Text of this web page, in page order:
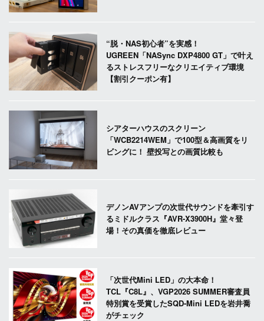
“脱・NAS初心者”を実感！
UGREEN「NASync DXP4800 GT」で叶え
るストレスフリーなクリエイティブ環境
【割引クーポン有】
シアターハウスのスクリーン
「WCB2214WEM」で100型＆高画質をリ
ビングに！ 壁投写との画質比較も
デノンAVアンプの次世代サウンドを牽引す
るミドルクラス『AVR-X3900H』堂々登
場！その真価を徹底レビュー
「次世代Mini LED」の大本命！
TCL『C8L』、VGP2026 SUMMER審査員
特別賞を受賞したSQD-Mini LEDを岩井喬
がチェック